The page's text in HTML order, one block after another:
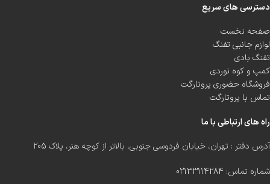
دسترسی های سریع
صفحه نخست
لوازم جانبی تفنگ
تفنگ بادی
کمپ و کوه نوردی
فروشگاه حضوری پروتارگت
تماس با پروتارگت
راه های ارتباطی با ما
آدرس دفتر : تهران، خیابان فردوسی جنوبی، بالاتر از کوچه هنر، پلاک 205
شماره تماس: 02133114284